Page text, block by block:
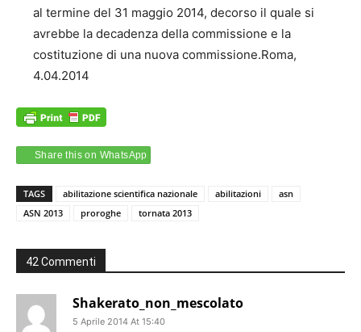
al termine del 31 maggio 2014, decorso il quale si
avrebbe la decadenza della commissione e la
costituzione di una nuova commissione.Roma,
4.04.2014
Share this on WhatsApp
TAGS abilitazione scientifica nazionale abilitazioni
asn
ASN 2013
proroghe tornata 2013
42 Commenti
Shakerato_non_mescolato
5 Aprile 2014 At 15:40